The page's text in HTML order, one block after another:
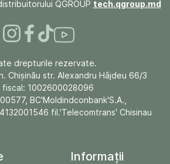
QGROUP tech.qgroup.md
drepturile rezervate.
Chişinău str. Alexandru Hâjdeu 66/3
fiscal: 1002600028096
BC'Moldindconbank'S.A.,
fil.'Telecomtrans' Chisinau
Informații